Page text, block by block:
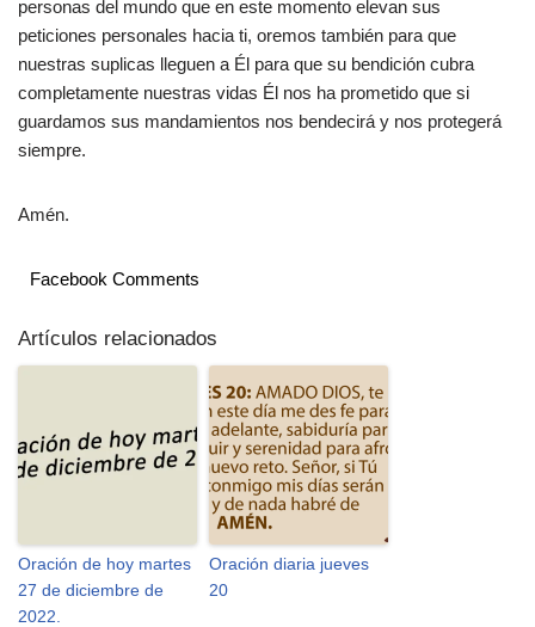
personas del mundo que en este momento elevan sus
peticiones personales hacia ti, oremos también para que
nuestras suplicas lleguen a Él para que su bendición cubra
completamente nuestras vidas Él nos ha prometido que si
guardamos sus mandamientos nos bendecirá y nos protegerá
siempre.
Amén.
Facebook Comments
Artículos relacionados
Oración de hoy martes
27 de diciembre de
2022.
Oración diaria jueves
20